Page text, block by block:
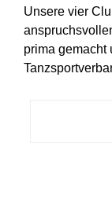
Unsere vier
prima gemacht